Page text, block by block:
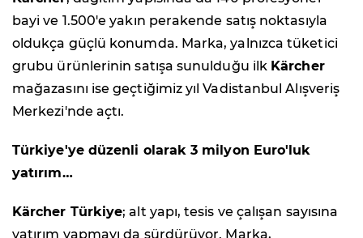
bayi ve 1.500'e yakın perakende satış noktasıyla
oldukça güçlü konumda. Marka, yalnızca tüketici
grubu ürünlerinin satışa sunulduğu ilk Kärcher
mağazasını ise geçtiğimiz yıl Vadistanbul Alışveriş
Merkezi'nde açtı.
Türkiye'ye düzenli olarak 3 milyon Euro'luk
yatırım…
Kärcher Türkiye; alt yapı, tesis ve çalışan sayısına
yatırım yapmayı da sürdürüyor. Marka,